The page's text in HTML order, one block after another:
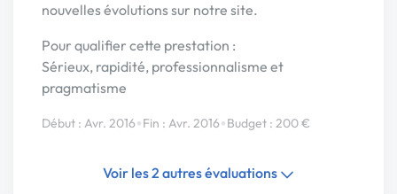
nouvelles évolutions sur notre site.
Pour qualifier cette prestation :
Sérieux, rapidité, professionnalisme et
pragmatisme
Début : Avr. 2016•Fin : Avr. 2016•Budget : 200 €
Voir les 2 autres évaluations